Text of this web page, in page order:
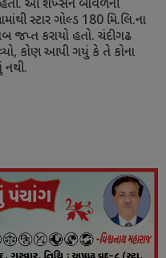
હતી. આ શખ્સને બાવળની
સ્ટાર ગોલ્ડ 180 મિ.લિ.ના
જપ્ત કરાયો હતો. ચંદીગઢ
, કોણ આપી ગયું કે તે કોના
નથી.